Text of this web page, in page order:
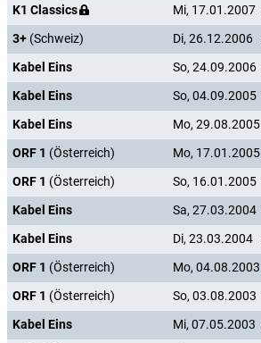
K1 Classics
Mi, 17.01.2007
3+ (Schweiz) Di, 26.12.2006
Kabel Eins
So, 24.09.2006
Kabel Eins
So, 04.09.2005
Kabel Eins
Mo, 29.08.2005
ORF 1 (Österreich) Mo, 17.01.2005
ORF 1 (Österreich) So, 16.01.2005
Kabel Eins
Sa, 27.03.2004
Kabel Eins
Di, 23.03.2004
ORF 1 (Österreich) Mo, 04.08.2003
ORF 1 (Österreich) So, 03.08.2003
Kabel Eins
Mi, 07.05.2003